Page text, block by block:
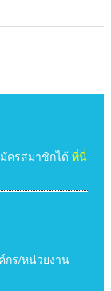
ครสมาชิกได้ ที่นี่
กร/หน่วยงาน